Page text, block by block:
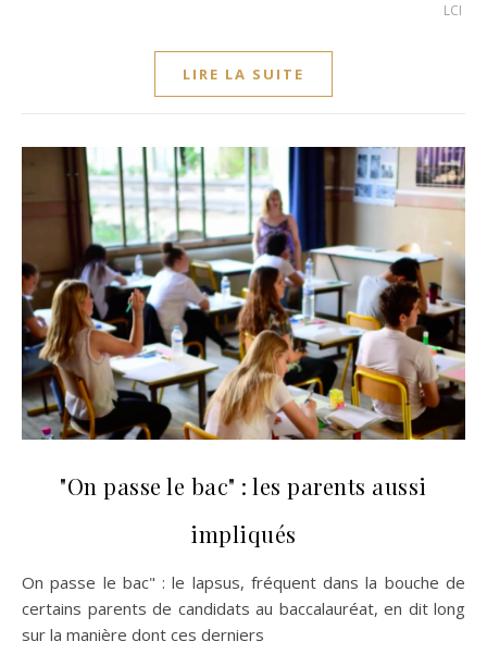
LCI
LIRE LA SUITE
"On passe le bac" : les parents aussi
impliqués
On passe le bac" : le lapsus, fréquent dans la bouche de
certains parents de candidats au baccalauréat, en dit long
sur la manière dont ces derniers